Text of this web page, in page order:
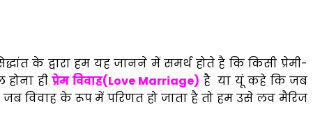
के द्वारा हम यह जानने में समर्थ होते है कि किसी प्रेमी-
होना हीप्रेम विवाह(Love Marriage) है या यूं कहे कि जब
विवाह के रूप में परिणत हो जाता है तो हम उसे लव मैरिज